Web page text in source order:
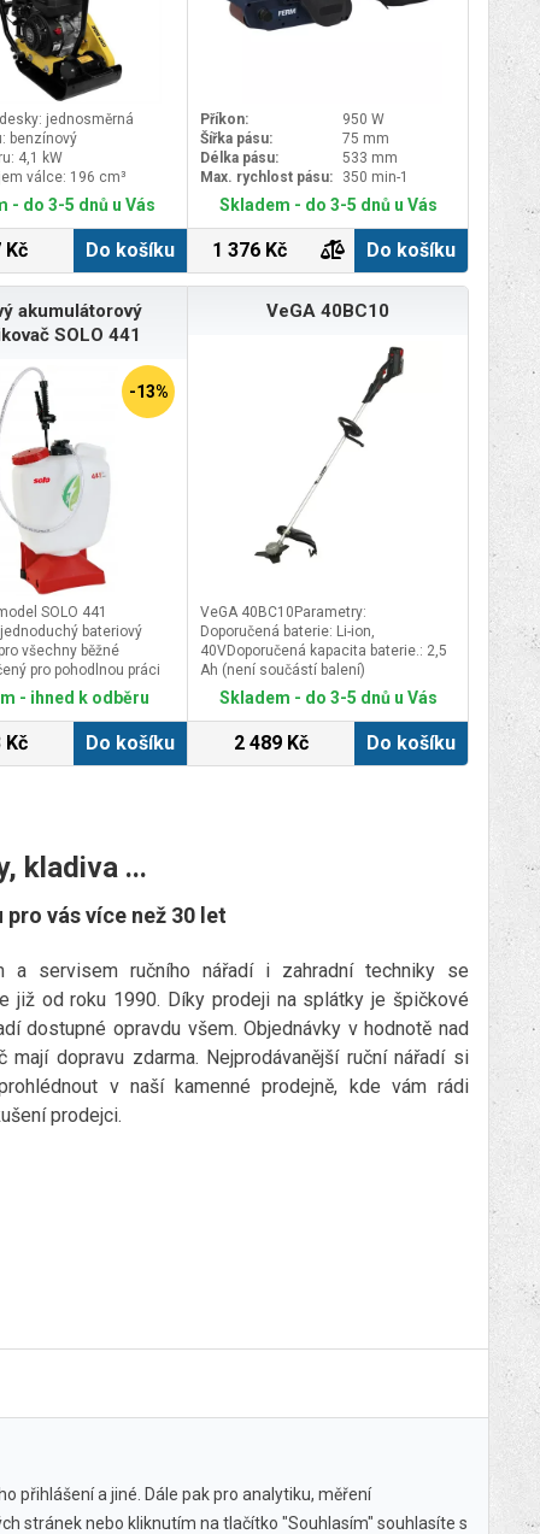
jednosměrná
benzínový
4,1 kW
válce: 196 cm³
- do 3-5 dnů u Vás
Kč Do košíku
Příkon:
950 W
Šířka pásu:
75 mm
Délka pásu:
533 mm
Max. rychlost pásu:
350 min-1
Skladem - do 3-5 dnů u Vás
1 376 Kč Do košíku
akumulátorový
SOLO 441
-13%
SOLO 441
bateriový
všechny běžné
pro pohodlnou práci
sadech a zahradách.
je vybaven
práce. Doba nabíjení
2 hod.
- ihned k odběru
Kč Do košíku
VeGA 40BC10
VeGA 40BC10Parametry:
Doporučená baterie: Li-ion,
40VDoporučená kapacita baterie.: 2,5
Ah (není součástí balení)
Motor: 350W bez uhlíkovéPracovní
záběr: 250 mmOtočná rukojeť: ANO
Skladem - do 3-5 dnů u Vás
2 489 Kč Do košíku
kladiva ...
pro vás více než 30 let
a servisem ručního nářadí i zahradní techniky se
již od roku 1990. Díky prodeji na splátky je špičkové
dostupné opravdu všem. Objednávky v hodnotě nad
mají dopravu zdarma. Nejprodávanější ruční nářadí si
v naší kamenné prodejně, kde vám rádi
prodejci.
přihlášení a jiné. Dále pak pro analytiku, měření
stránek nebo kliknutím na tlačítko "Souhlasím" souhlasíte s